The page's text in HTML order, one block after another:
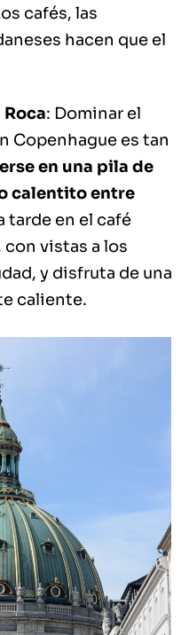
cafés, las
hacen que el
Roca: Dominar el
Copenhague es tan
en una pila de
calentito entre
tarde en el café
con vistas a los
y disfruta de una
caliente.